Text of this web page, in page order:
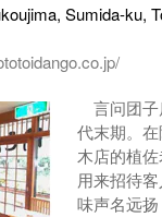
Sumida-
言问团子
代末期。
木店的植佐
用来招待
味声名远